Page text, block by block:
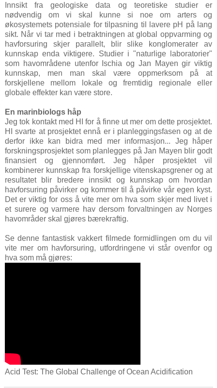
Innsikt fra geologiske data og teoretiske studier er
nødvendig om vi skal kunne si noe om arters og
økosystemets potensiale for tilpasning til lavere pH på lang
sikt. Når vi tar med i betraktningen at global oppvarming og
havforsuring skjer parallelt, blir slike konglomerater av
kunnskap enda viktigere. Studier i "naturlige laboratorier"
som havområdene utenfor Ischia og Jan Mayen gir viktig
kunnskap, men man skal være oppmerksom på at
forskjellene mellom lokale og fremtidig regionale eller
globale effekter kan være store.
En marinbiologs håp
Jeg tok kontakt med HI for å finne ut mer om dette prosjektet.
HI svarte at prosjektet ennå er i planleggingsfasen og at de
derfor ikke kan bidra med mer informasjon... Jeg håper
forskningsprosjektet som planlegges på Jan Mayen blir godt
finansiert og gjennomført. Jeg håper prosjektet vil
kombinerer kunnskap fra forskjellige vitenskapsgrener og at
resultatet blir bredere innsikt og kunnskap om hvordan
havforsuring påvirker og kommer til å påvirke vår egen kyst.
Det er viktig for oss å vite mer om hva som skjer med livet i
et surere og varmere hav dersom forvaltningen av Norges
havområder skal gjøres bærekraftig.
Se denne fantastisk vakkert filmede formidlingen om du vil
vite mer om havforsuring, utfordringene vi står ovenfor og
hva som må gjøres:
Acid Test: The Global Challenge of Ocean Acidification